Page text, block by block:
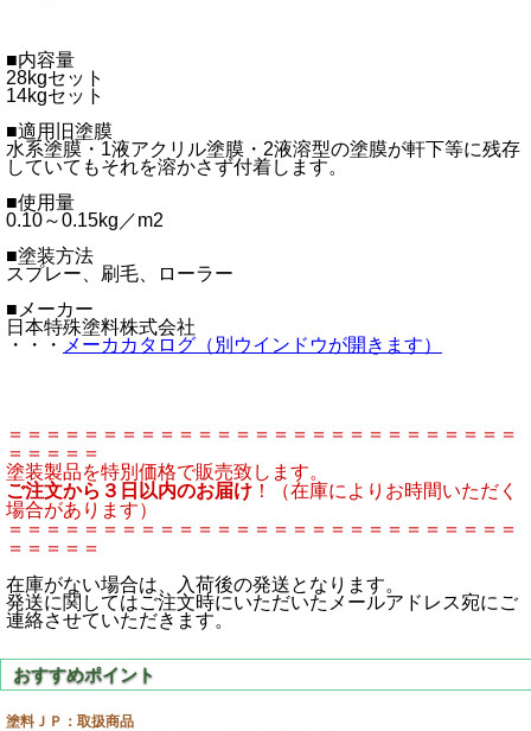
■内容量
28kgセット
14kgセット
■適用旧塗膜
水系塗膜・1液アクリル塗膜・2液溶型の塗膜が軒下等に残存
していてもそれを溶かさず付着します。
■使用量
0.10～0.15kg／m2
■塗装方法
スプレー、刷毛、ローラー
■メーカー
日本特殊塗料株式会社
・・・ メーカカタログ（別ウインドウが開きます）
＝＝＝＝＝＝＝＝＝＝＝＝＝＝＝＝＝＝＝＝＝＝＝＝＝＝＝
＝＝＝＝＝
塗装製品を特別価格で販売致します。
ご注文から３日以内のお届け ！（在庫によりお時間いただく
場合があります）
＝＝＝＝＝＝＝＝＝＝＝＝＝＝＝＝＝＝＝＝＝＝＝＝＝＝＝
＝＝＝＝＝
在庫がない場合は、入荷後の発送となります。
発送に関してはご注文時にいただいたメールアドレス宛にご
連絡させていただきます。
塗料ＪＰ：取扱商品